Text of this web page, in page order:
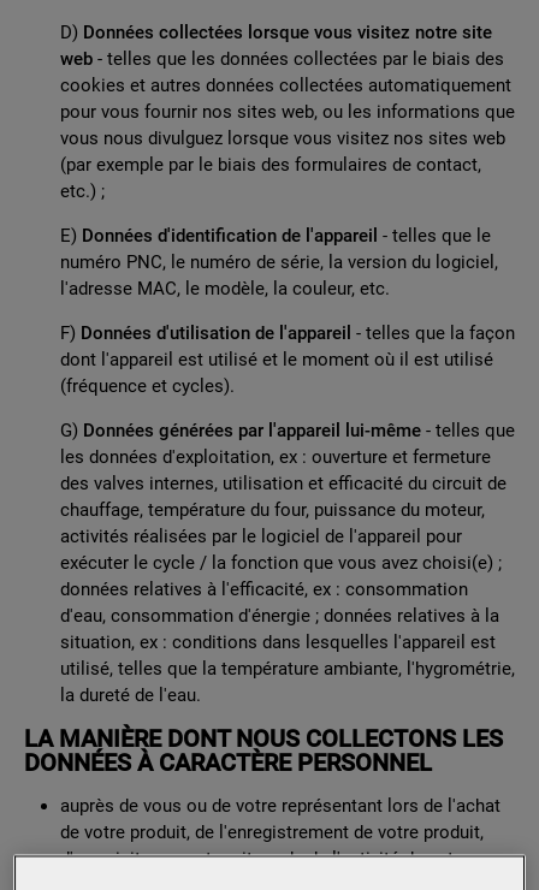
D) Données collectées lorsque vous visitez notre site
web - telles que les données collectées par le biais des
cookies et autres données collectées automatiquement
pour vous fournir nos sites web, ou les informations que
vous nous divulguez lorsque vous visitez nos sites web
(par exemple par le biais des formulaires de contact,
etc.) ;
E) Données d'identification de l'appareil - telles que le
numéro PNC, le numéro de série, la version du logiciel,
l'adresse MAC, le modèle, la couleur, etc.
F) Données d'utilisation de l'appareil - telles que la façon
dont l'appareil est utilisé et le moment où il est utilisé
(fréquence et cycles).
G) Données générées par l'appareil lui-même - telles que
les données d'exploitation, ex : ouverture et fermeture
des valves internes, utilisation et efficacité du circuit de
chauffage, température du four, puissance du moteur,
activités réalisées par le logiciel de l'appareil pour
exécuter le cycle / la fonction que vous avez choisi(e) ;
données relatives à l'efficacité, ex : consommation
d'eau, consommation d'énergie ; données relatives à la
situation, ex : conditions dans lesquelles l'appareil est
utilisé, telles que la température ambiante, l'hygrométrie,
la dureté de l'eau.
LA MANIÈRE DONT NOUS COLLECTONS LES
DONNÉES À CARACTÈRE PERSONNEL
auprès de vous ou de votre représentant lors de l'achat
de votre produit, de l'enregistrement de votre produit,
d'une visite sur notre site web, de l'activité de votre